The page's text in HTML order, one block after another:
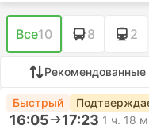
Все10 8 2
Рекомендованные
Быстрый
16:05 17:23 1 ч. 18